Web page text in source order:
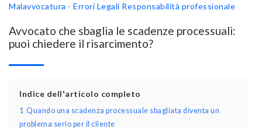
Malavvocatura - Errori Legali Responsabilità professionale
Avvocato che sbaglia le scadenze processuali:
puoi chiedere il risarcimento?
Indice dell'articolo completo
1 Quando una scadenza processuale sbagliata diventa un
problema serio per il cliente